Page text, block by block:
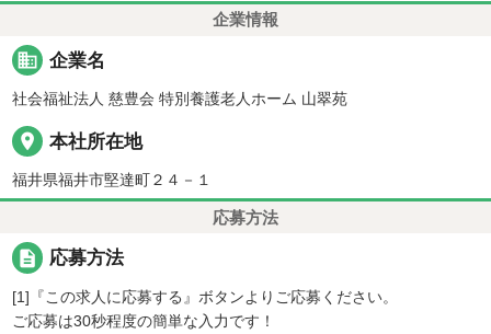
企業情報
business 企業名
社会福祉法人 慈豊会 特別養護老人ホーム 山翠苑
place 本社所在地
福井県福井市堅達町２４－１
応募方法
description 応募方法
[1]『この求人に応募する』ボタンよりご応募ください。
ご応募は30秒程度の簡単な入力です！